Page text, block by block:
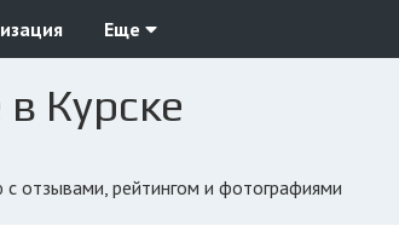
Еще
Курске
с отзывами, рейтингом и фотографиями